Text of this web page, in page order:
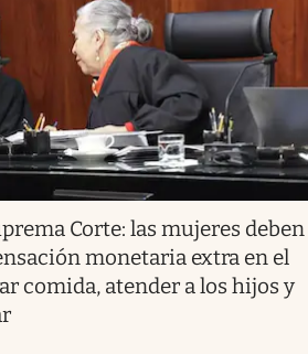
Corte: las mujeres deben
monetaria extra en el
comida, atender a los hijos y